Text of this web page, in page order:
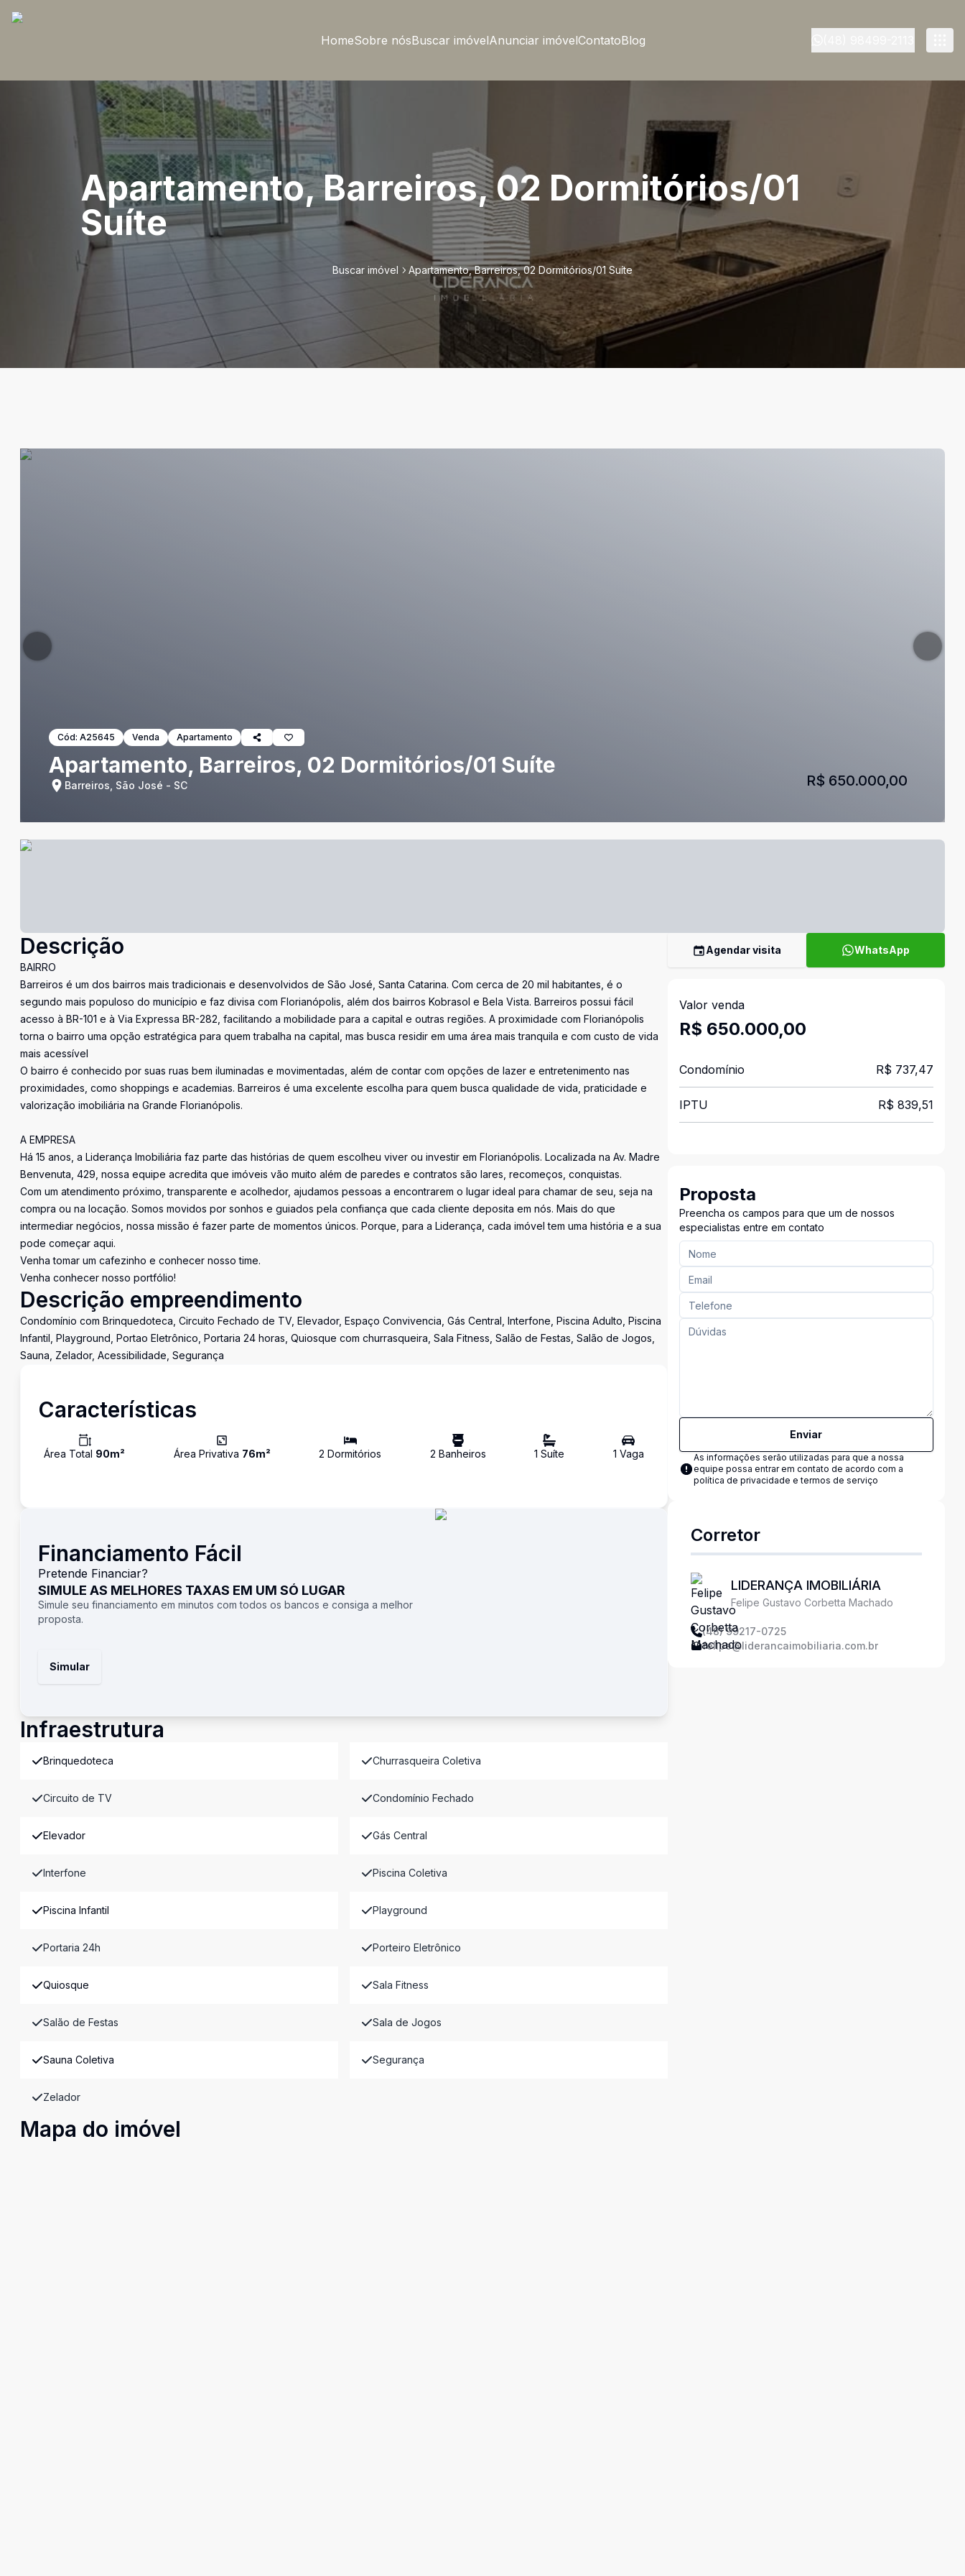
HomeSobre nósBuscar imóvelAnunciar imóvelContatoBlog
Apartamento, Barreiros, 02 Dormitórios/01
Suíte
Buscar imóvel Apartamento, Barreiros, 02 Dormitórios/01 Suíte
Cód: A25645 Venda Apartamento
Apartamento, Barreiros, 02 Dormitórios/01 Suíte
Barreiros, São José - SC R$ 650.000,00
Descrição
BAIRRO
Barreiros é um dos bairros mais tradicionais e desenvolvidos de São José, Santa Catarina. Com cerca de 20 mil habitantes, é o
segundo mais populoso do município e faz divisa com Florianópolis, além dos bairros Kobrasol e Bela Vista. Barreiros possui fácil
acesso à BR-101 e à Via Expressa BR-282, facilitando a mobilidade para a capital e outras regiões. A proximidade com Florianópolis
torna o bairro uma opção estratégica para quem trabalha na capital, mas busca residir em uma área mais tranquila e com custo de vida
mais acessível
O bairro é conhecido por suas ruas bem iluminadas e movimentadas, além de contar com opções de lazer e entretenimento nas
proximidades, como shoppings e academias. Barreiros é uma excelente escolha para quem busca qualidade de vida, praticidade e
valorização imobiliária na Grande Florianópolis.
A EMPRESA
Há 15 anos, a Liderança Imobiliária faz parte das histórias de quem escolheu viver ou investir em Florianópolis. Localizada na Av. Madre
Benvenuta, 429, nossa equipe acredita que imóveis vão muito além de paredes e contratos são lares, recomeços, conquistas.
Com um atendimento próximo, transparente e acolhedor, ajudamos pessoas a encontrarem o lugar ideal para chamar de seu, seja na
compra ou na locação. Somos movidos por sonhos e guiados pela confiança que cada cliente deposita em nós. Mais do que
intermediar negócios, nossa missão é fazer parte de momentos únicos. Porque, para a Liderança, cada imóvel tem uma história e a sua
pode começar aqui.
Venha tomar um cafezinho e conhecer nosso time.
Venha conhecer nosso portfólio!
Descrição empreendimento
Condomínio com Brinquedoteca, Circuito Fechado de TV, Elevador, Espaço Convivencia, Gás Central, Interfone, Piscina Adulto, Piscina
Infantil, Playground, Portao Eletrônico, Portaria 24 horas, Quiosque com churrasqueira, Sala Fitness, Salão de Festas, Salão de Jogos,
Sauna, Zelador, Acessibilidade, Segurança
Características
Área Total 90m² Área Privativa 76m² 2 Dormitórios 2 Banheiros 1 Suíte 1 Vaga
Financiamento Fácil
Pretende Financiar?
SIMULE AS MELHORES TAXAS EM UM SÓ LUGAR
Simule seu financiamento em minutos com todos os bancos e consiga a melhor
proposta.
Simular
Infraestrutura
Brinquedoteca Churrasqueira Coletiva
Circuito de TV Condomínio Fechado
Elevador Gás Central
Interfone Piscina Coletiva
Piscina Infantil Playground
Portaria 24h Porteiro Eletrônico
Quiosque Sala Fitness
Salão de Festas Sala de Jogos
Sauna Coletiva Segurança
Zelador
Mapa do imóvel
Agendar visita WhatsApp
Valor venda
R$ 650.000,00
Condomínio R$ 737,47
IPTU R$ 839,51
Proposta
Preencha os campos para que um de nossos
especialistas entre em contato
Enviar
As informações serão utilizadas para que a nossa
equipe possa entrar em contato de acordo com a
política de privacidade e termos de serviço
Corretor
LIDERANÇA IMOBILIÁRIA
Felipe Gustavo Corbetta Machado
(48) 99217-0725
felipe@liderancaimobiliaria.com.br